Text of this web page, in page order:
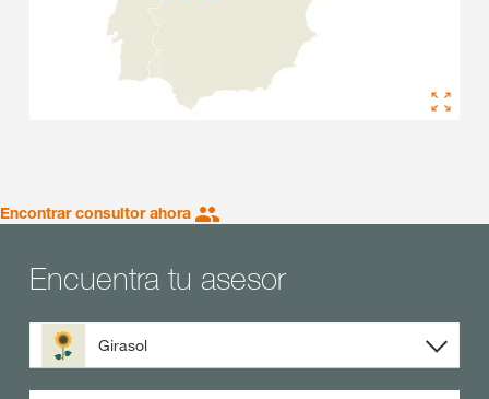
Encontrar consultor ahora
Encuentra tu asesor
Girasol